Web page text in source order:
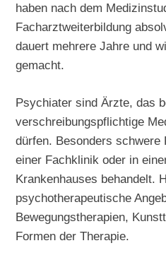
haben nach dem
Facharztweiterbildung
dauert mehrere Jahre und
gemacht.
Psychiater sind Ärzte, das
verschreibungspflichtige
dürfen. Besonders schwere
einer Fachklinik oder in
Krankenhauses behandelt.
psychotherapeutische
Bewegungstherapien,
Formen der Therapie.